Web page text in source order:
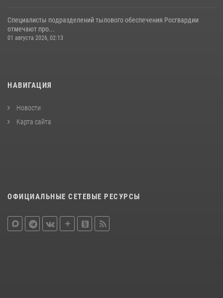
Специалисты подразделений тылового обеспечения Росгвардии
отмечают про...
01 августа 2026, 02:13
НАВИГАЦИЯ
Новости
Карта сайта
ОФИЦИАЛЬНЫЕ СЕТЕВЫЕ РЕСУРСЫ